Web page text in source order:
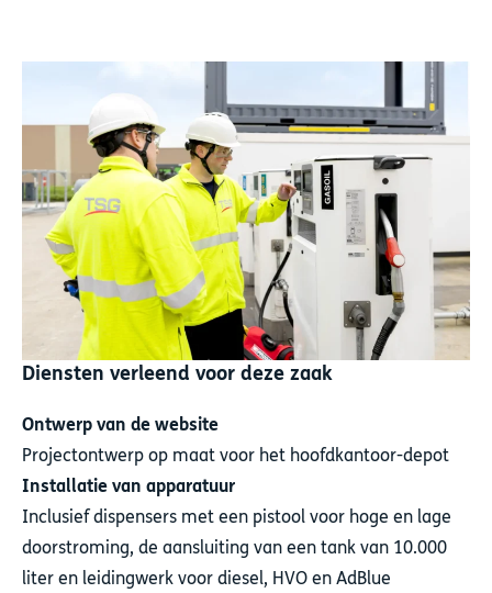
Diensten verleend voor deze zaak
Ontwerp van de website
Projectontwerp op maat voor het hoofdkantoor-depot
Installatie van apparatuur
Inclusief dispensers met een pistool voor hoge en lage
doorstroming, de aansluiting van een tank van 10.000
liter en leidingwerk voor diesel, HVO en AdBlue